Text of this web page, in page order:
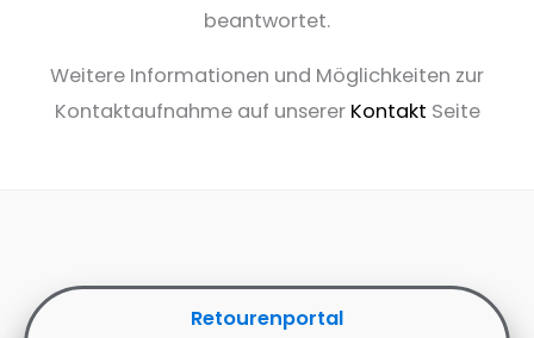
beantwortet.
Weitere Informationen und Möglichkeiten zur
Kontaktaufnahme auf unserer Kontakt Seite
Retourenportal